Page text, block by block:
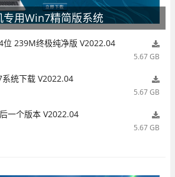
专用Win7精简版系统
239M终极纯净版 V2022.04
5.67 GB
统下载 V2022.04
5.67 GB
一个版本 V2022.04
5.67 GB